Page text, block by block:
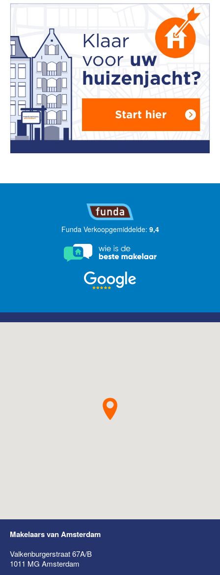
Funda Verkoopgemiddelde: 9,4
Makelaars van Amsterdam
Valkenburgerstraat 67A/B
1011 MG Amsterdam